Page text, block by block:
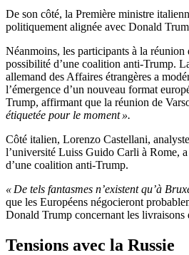
De son côté, la Première ministre
politiquement alignée avec Donald
Néanmoins, les participants à la
possibilité d’une coalition anti-Trump.
allemand des Affaires étrangères a
l’émergence d’un nouveau format
Trump, affirmant que la réunion de
étiquetée pour le moment ».
Côté italien, Lorenzo Castellani,
l’université Luiss Guido Carli à Rome, a
d’une coalition anti-Trump.
« De tels fantasmes n’existent qu’à
que les Européens négocieront
Donald Trump concernant les livraisons
Tensions avec la Russie